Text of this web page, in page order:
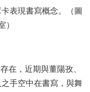
表現書寫概念。（圖
）
在，近期與董陽孜、
手空中在書寫，與舞